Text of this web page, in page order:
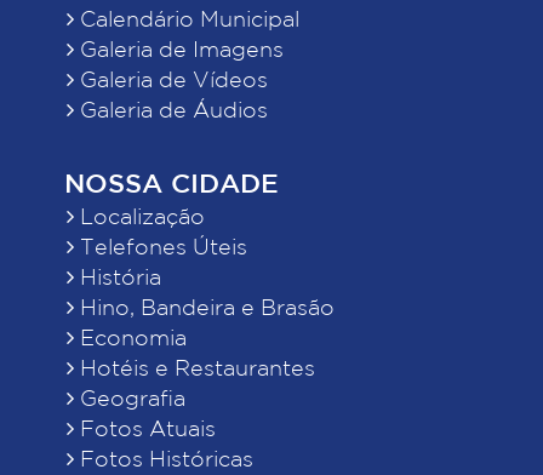
Calendário Municipal
Galeria de Imagens
Galeria de Vídeos
Galeria de Áudios
NOSSA CIDADE
Localização
Telefones Úteis
História
Hino, Bandeira e Brasão
Economia
Hotéis e Restaurantes
Geografia
Fotos Atuais
Fotos Históricas